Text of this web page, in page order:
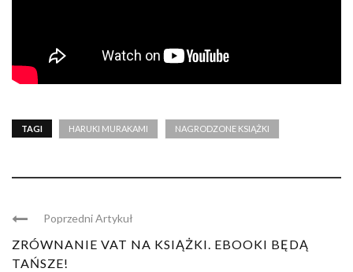
TAGI HARUKI MURAKAMI NAGRODZONE KSIĄŻKI
Poprzedni Artykuł
ZRÓWNANIE VAT NA KSIĄŻKI. EBOOKI BĘDĄ
TAŃSZE!